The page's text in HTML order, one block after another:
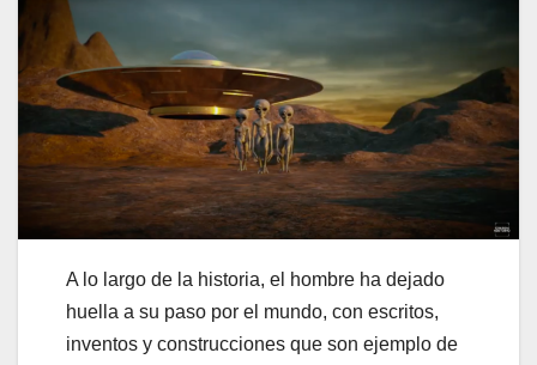
A lo largo de la historia, el hombre ha dejado
huella a su paso por el mundo, con escritos,
inventos y construcciones que son ejemplo de